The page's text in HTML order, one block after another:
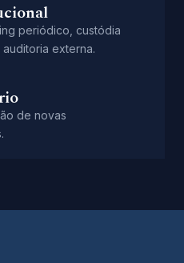
periódico, custódia
externa.
de novas